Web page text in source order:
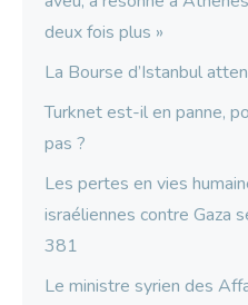
deux fois plus »
La Bourse d’Istanbul
Turknet est-il en panne,
pas ?
Les pertes en vies
israéliennes contre Gaza
381
Le ministre syrien des